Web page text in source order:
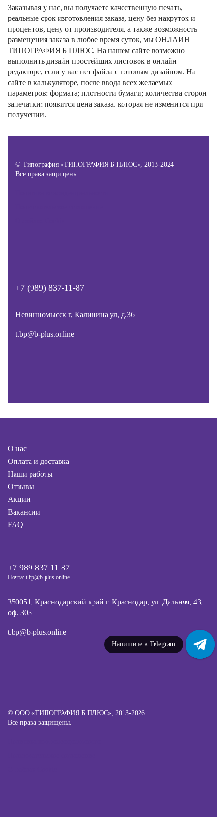
Заказывая у нас, вы получаете качественную печать,
реальные срок изготовления заказа, цену без накруток и
процентов, цену от производителя, а также возможность
размещения заказа в любое время суток, мы ОНЛАЙН
ТИПОГРАФИЯ Б ПЛЮС. На нашем сайте возможно
выполнить дизайн простейших листовок в онлайн
редакторе, если у вас нет файла с готовым дизайном. На
сайте в калькуляторе, после ввода всех желаемых
параметров: формата; плотности бумаги; количества сторон
запечатки; появится цена заказа, которая не изменится при
получении.
© Типография «ТИПОГРАФИЯ Б ПЛЮС», 2013-2024
Все права защищены.
+7 (989) 837-11-87
Невинномысск г, Калинина ул, д.36
t.bp@b-plus.online
О нас
Оплата и доставка
Наши работы
Отзывы
Акции
Вакансии
FAQ
+7 989 837 11 87
Почта: t.bp@b-plus.online
350051, Краснодарский край г. Краснодар, ул. Дальняя, 43,
оф. 303
t.bp@b-plus.online
© ООО «ТИПОГРАФИЯ Б ПЛЮС», 2013-2026
Все права защищены.
Напишите в WhatsApp